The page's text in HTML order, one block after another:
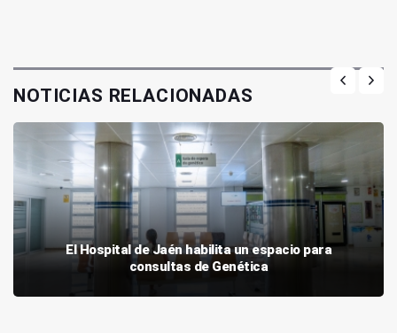
NOTICIAS RELACIONADAS
El Hospital de Jaén habilita un espacio para
consultas de Genética